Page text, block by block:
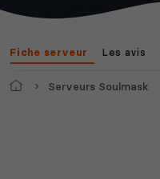
Fiche serveur Les avis
AccueilServeurs Soulmask